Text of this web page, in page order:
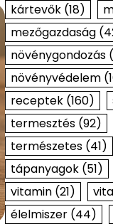
kártevők(18)
mezőgazdaság
növénygondozás
növényvédelem
receptek(160)
termesztés(92)
természetes(41)
tápanyagok(51)
vitamin(21)
élelmiszer(44)